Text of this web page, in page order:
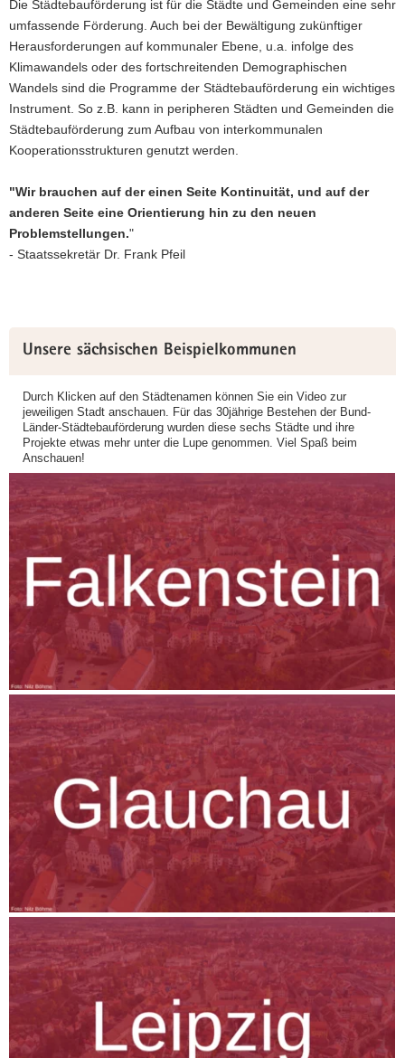
Die Städtebauförderung ist für die Städte und Gemeinden eine sehr
umfassende Förderung. Auch bei der Bewältigung zukünftiger
Herausforderungen auf kommunaler Ebene, u.a. infolge des
Klimawandels oder des fortschreitenden Demographischen
Wandels sind die Programme der Städtebauförderung ein wichtiges
Instrument. So z.B. kann in peripheren Städten und Gemeinden die
Städtebauförderung zum Aufbau von interkommunalen
Kooperationsstrukturen genutzt werden.
"Wir brauchen auf der einen Seite Kontinuität, und auf der
anderen Seite eine Orientierung hin zu den neuen
Problemstellungen."
- Staatssekretär Dr. Frank Pfeil
Information
Unsere sächsischen Beispielkommunen
Durch Klicken auf den Städtenamen können Sie ein Video zur
jeweiligen Stadt anschauen. Für das 30jährige Bestehen der Bund-
Länder-Städtebauförderung wurden diese sechs Städte und ihre
Projekte etwas mehr unter die Lupe genommen. Viel Spaß beim
Anschauen!